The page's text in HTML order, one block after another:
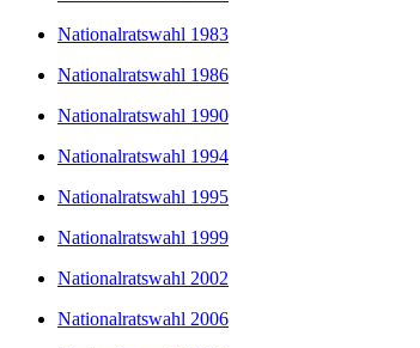
Nationalratswahl 1983
Nationalratswahl 1986
Nationalratswahl 1990
Nationalratswahl 1994
Nationalratswahl 1995
Nationalratswahl 1999
Nationalratswahl 2002
Nationalratswahl 2006